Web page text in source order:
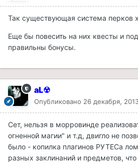
Так существующая система перков
Еще бы повесить на них квесты и
правильны бонусы.
aL☢
Опубликовано 26 декабря,
Сет, нельзя в морровинде
огненной магии" и т.д, двигло не
было - копилка плагинов РУТЕСа
разных заклинаний и предметов,